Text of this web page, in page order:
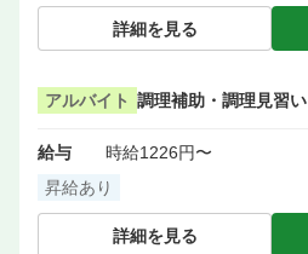
詳細を見る
アルバイト 調理補助・調理見習い
給与
時給1226円〜
昇給あり
詳細を見る